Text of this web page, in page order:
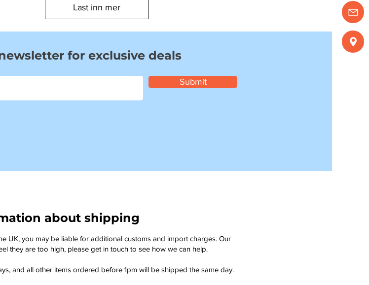
Last inn mer
for exclusive deals
Submit
about shipping
UK, you may be liable for additional customs and import charges. Our
they are too high, please get in touch to see how we can help.
and all other items ordered before 1pm will be shipped the same day.